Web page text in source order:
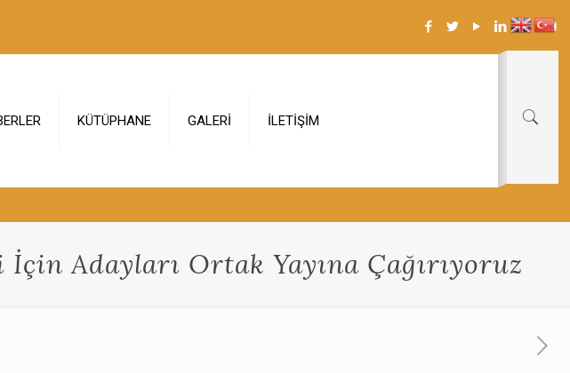
KÜTÜPHANE GALERİ İLETİŞİM
Adayları Ortak Yayına Çağırıyoruz